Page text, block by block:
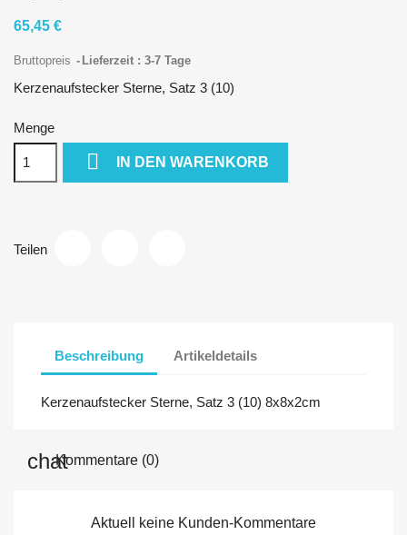
65,45 €
Bruttopreis Lieferzeit : 3-7 Tage
Kerzenaufstecker Sterne, Satz 3 (10)
Menge
 IN DEN WARENKORB
Teilen
Beschreibung Artikeldetails
Kerzenaufstecker Sterne, Satz 3 (10) 8x8x2cm
Kommentare (0)
Aktuell keine Kunden-Kommentare